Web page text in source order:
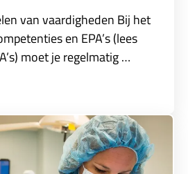
van vaardigheden Bij het
en EPA’s (lees
moet je regelmatig …